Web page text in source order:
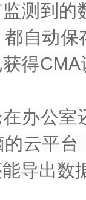
监测到
都自动保
得CMA
在办公
云平台
导出数